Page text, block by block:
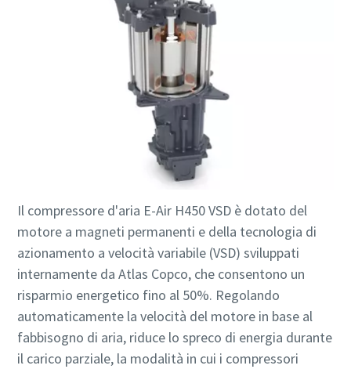
Il compressore d'aria E-Air H450 VSD è dotato del
motore a magneti permanenti e della tecnologia di
azionamento a velocità variabile (VSD) sviluppati
internamente da Atlas Copco, che consentono un
risparmio energetico fino al 50%. Regolando
automaticamente la velocità del motore in base al
fabbisogno di aria, riduce lo spreco di energia durante
il carico parziale, la modalità in cui i compressori